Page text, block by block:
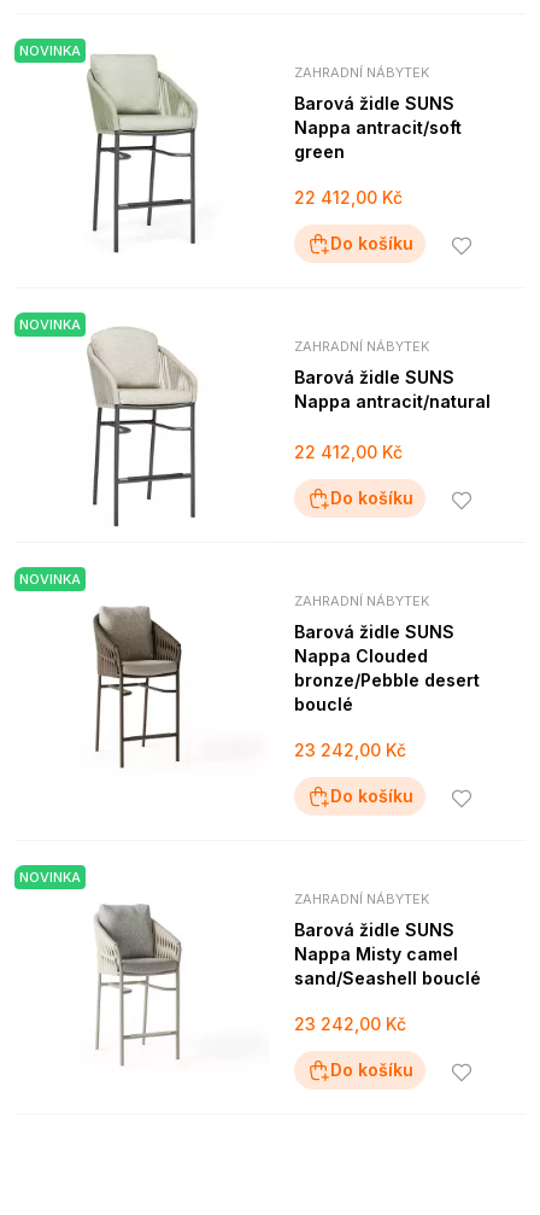
NOVINKA
ZAHRADNÍ NÁBYTEK
Barová židle SUNS
Nappa antracit/soft
green
22 412,00 Kč
Do košíku
NOVINKA
ZAHRADNÍ NÁBYTEK
Barová židle SUNS
Nappa antracit/natural
22 412,00 Kč
Do košíku
NOVINKA
ZAHRADNÍ NÁBYTEK
Barová židle SUNS
Nappa Clouded
bronze/Pebble desert
bouclé
23 242,00 Kč
Do košíku
NOVINKA
ZAHRADNÍ NÁBYTEK
Barová židle SUNS
Nappa Misty camel
sand/Seashell bouclé
23 242,00 Kč
Do košíku